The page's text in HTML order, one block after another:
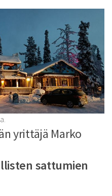
yrittäjä Marko
sattumien